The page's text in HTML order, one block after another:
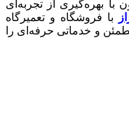
با بهره‌گیری از تجربه‌ای
با فروشگاه و تعمیرگاه
و خدماتی حرفه‌ای را